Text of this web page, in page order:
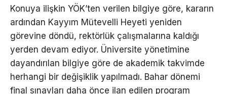
Konuya ilişkin YÖK’ten verilen bilgiye göre, kararın
ardından Kayyım Mütevelli Heyeti yeniden
görevine döndü, rektörlük çalışmalarına kaldığı
yerden devam ediyor. Üniversite yönetimine
dayandırılan bilgiye göre de akademik takvimde
herhangi bir değişiklik yapılmadı. Bahar dönemi
final sınavları daha önce ilan edilen program